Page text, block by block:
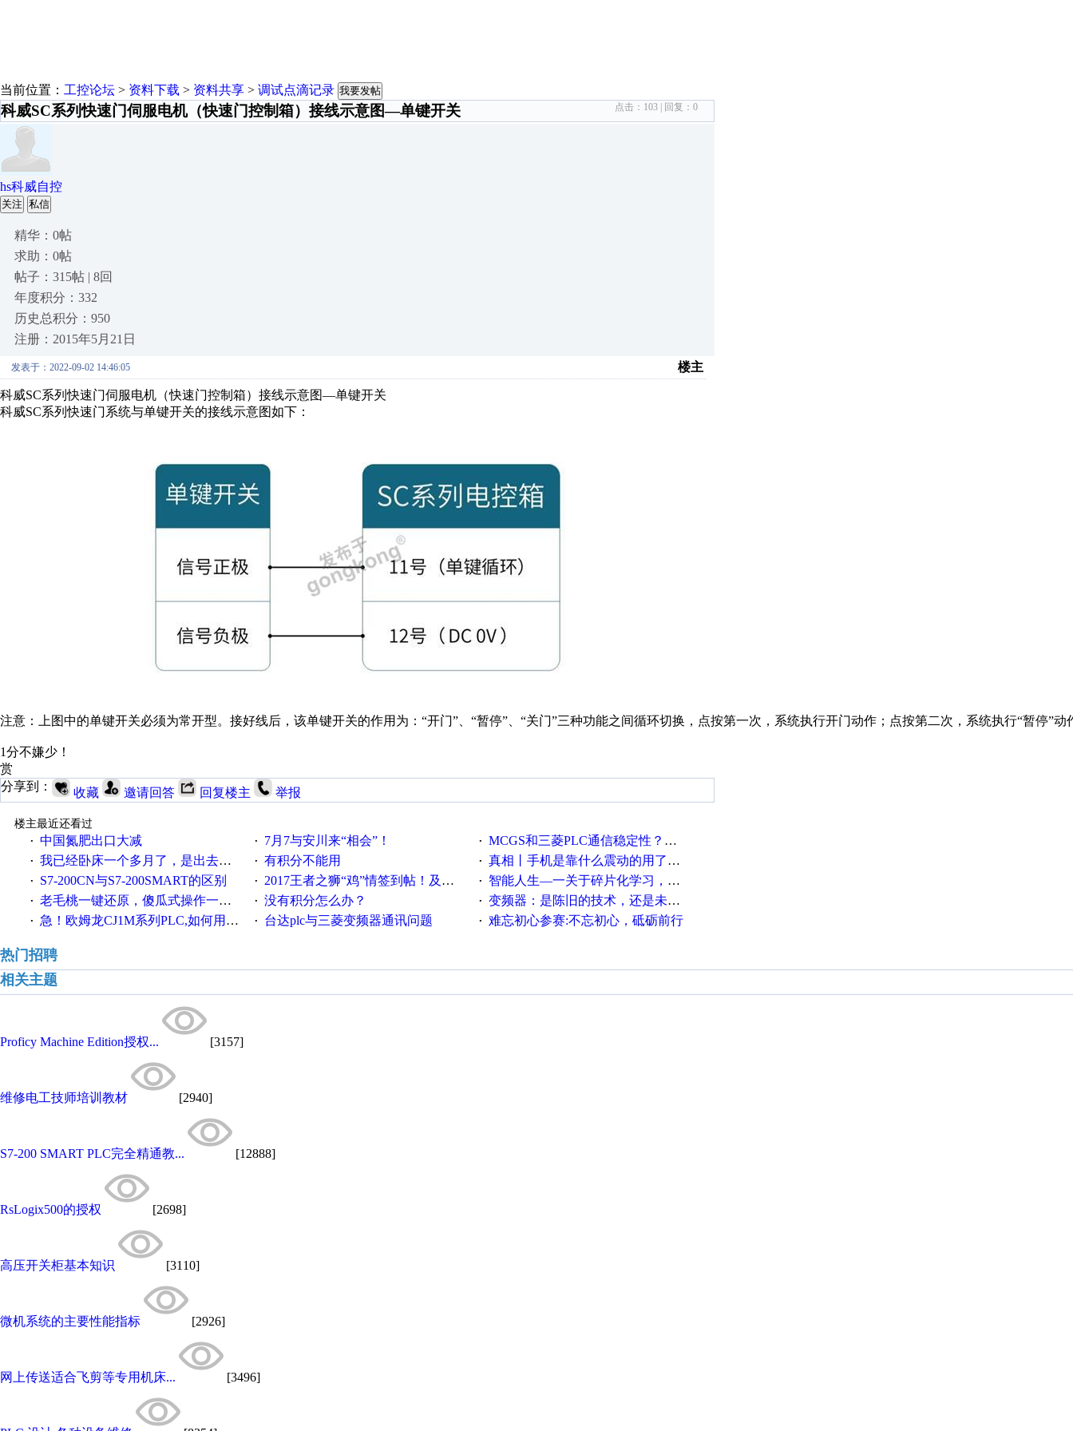
当前位置： 工控论坛 > 资料下载 > 资料共享 > 调试点滴记录 我要发帖
科威SC系列快速门伺服电机（快速门控制箱）接线示意图—单键开关 点击： 103 | 回复： 0
hs科威自控
关注 私信
精华：0帖
求助：0帖
帖子：315帖 | 8回
年度积分：332
历史总积分：950
注册：2015年5月21日
发表于：2022-09-02 14:46:05 楼主
科威SC系列快速门伺服电机（快速门控制箱）接线示意图—单键开关
科威SC系列快速门系统与单键开关的接线示意图如下：
注意：上图中的单键开关必须为常开型。接好线后，该单键开关的作用为：“开门”、“暂停”、“关门”三种功能之间循环切换，点按第一次，系统执行开门动作；点按第二次，系统执行“暂停
1分不嫌少！
赏
分享到：
收藏 邀请回答 回复楼主 举报
楼主最近还看过
· 中国氮肥出口大减 · 7月7与安川来“相会”！ · MCGS和三菱PLC通信稳定性？？？
· 我已经卧床一个多月了，是出去安装机械手在高速遭遇车祸所致:大家工作都要特别注意啊 · 有积分不能用 · 真相丨手机是靠什么震动的用了这么多年才知道！
· S7-200CN与S7-200SMART的区别 · 2017王者之狮“鸡”情签到帖！及时更新在线研讨会预告 · 智能人生—一关于碎片化学习，看这一篇就够了！
· 老毛桃一键还原，傻瓜式操作一键轻松备份还原；程序为向导式安装，一键即可实现自动备份或还原系统。 · 没有积分怎么办？ · 变频器：是陈旧的技术，还是未来的幕后英雄？
· 急！欧姆龙CJ1M系列PLC,如何用时间控制变频器。要求时间在组态王中可以自由输入！拜托各位大神了！ · 台达plc与三菱变频器通讯问题 · 难忘初心参赛:不忘初心，砥砺前行
热门招聘
相关主题
Proficy Machine Edition授权... [3157]
维修电工技师培训教材 [2940]
S7-200 SMART PLC完全精通教... [12888]
RsLogix500的授权 [2698]
高压开关柜基本知识 [3110]
微机系统的主要性能指标 [2926]
网上传送适合飞剪等专用机床... [3496]